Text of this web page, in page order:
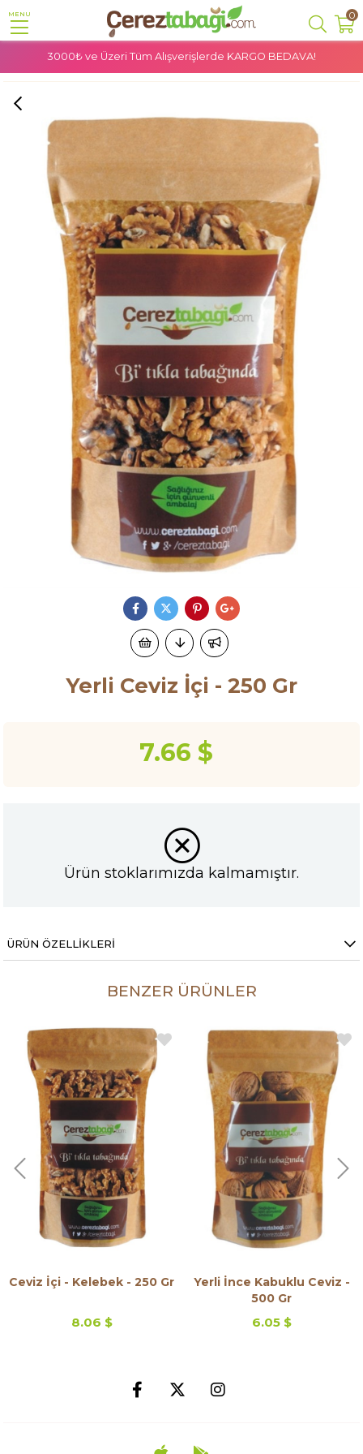
MENU 0
3000₺ ve Üzeri Tüm Alışverişlerde KARGO BEDAVA!
Yerli Ceviz İçi - 250 Gr
Yerli Ceviz İçi - 250 Gr
7.66 $
Ürün stoklarımızda kalmamıştır.
ÜRÜN ÖZELLIKLERI
BENZER ÜRÜNLER
Ceviz İçi - Kelebek - 250 Gr
8.06 $
Yerli İnce Kabuklu Ceviz -
500 Gr
6.05 $